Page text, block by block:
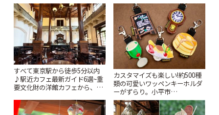
ぷ
すべて東京駅から徒歩5分以内
♪駅近カフェ最新ガイド6選~重
要文化財の洋館カフェから、改
りっぷ
カスタマイズも楽しい!約500種
類の可愛いワッペンキーホルダ
ーがずらり。小平市
「Kimamaya T&K」 | ことりっ
ぷ